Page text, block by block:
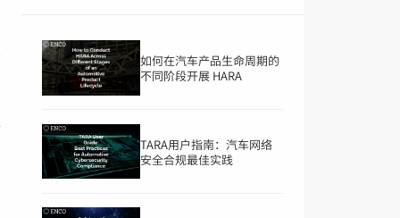
如何在汽车产品生命周期的
不同阶段开展 HARA
TARA用户指南：汽车网络
安全合规最佳实践